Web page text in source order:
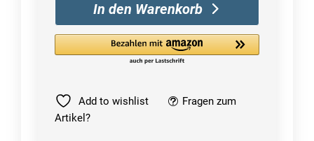
Professional
Plus
Aktivierung
Direktdownload
Menge
In den Warenkorb
Add to wishlist
Fragen zum
Artikel?